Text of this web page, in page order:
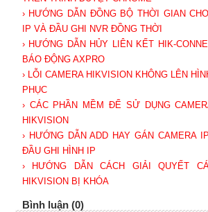
› HƯỚNG DẪN ĐỒNG BỘ THỜI GIAN
IP VÀ ĐẦU GHI NVR ĐỒNG THỜI
› HƯỚNG DẪN HỦY LIÊN KẾT HIK-
BÁO ĐỘNG AXPRO
› LỖI CAMERA HIKVISION KHÔNG LÊN
PHỤC
› CÁC PHẦN MỀM ĐỂ SỬ DỤNG
HIKVISION
› HƯỚNG DẪN ADD HAY GÁN CAMERA
ĐẦU GHI HÌNH IP
› HƯỚNG DẪN CÁCH GIẢI QUYẾT
HIKVISION BỊ KHÓA
Bình luận (0)